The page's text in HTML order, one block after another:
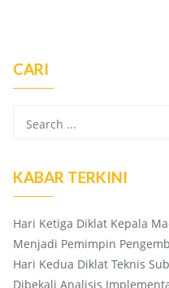
CARI
KABAR TERKINI
Hari Ketiga Diklat Kepala
Menjadi Pemimpin
Hari Kedua Diklat Teknis
Dibekali Analisis